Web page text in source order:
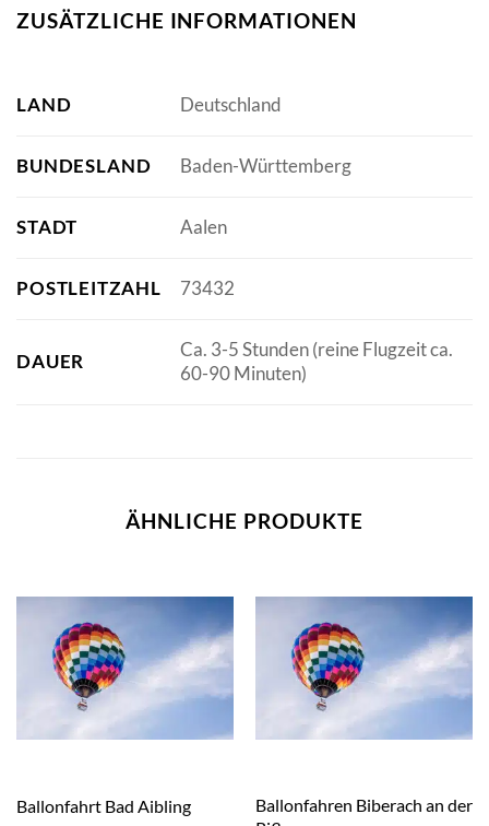
ZUSÄTZLICHE INFORMATIONEN
LAND Deutschland
BUNDESLAND Baden-Württemberg
STADT Aalen
POSTLEITZAHL 73432
DAUER
Ca. 3-5 Stunden (reine Flugzeit ca.
60-90 Minuten)
ÄHNLICHE PRODUKTE
Ballonfahrt Bad Aibling
Ballonfahren Biberach an der